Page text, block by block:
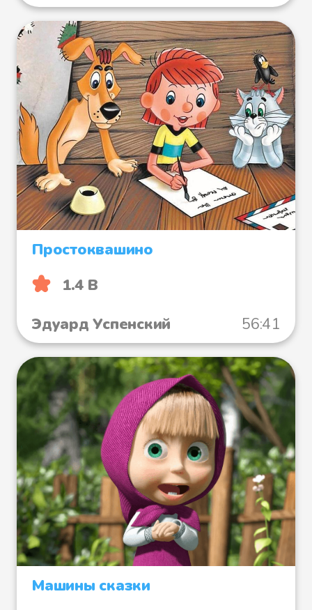
Простоквашино
1.4 B
Эдуард Успенский
56:41
Машины сказки